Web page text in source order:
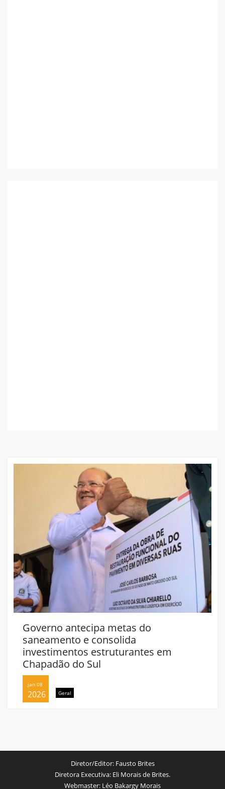
Governo antecipa metas do
saneamento e consolida
investimentos estruturantes em
Chapadão do Sul
jan 08
2026 Geral
Diretor/Editor:Fausto Brites
Diretora Executiva: Eli Morais de Brites.
Webmaster: Léo Bakargy Morais